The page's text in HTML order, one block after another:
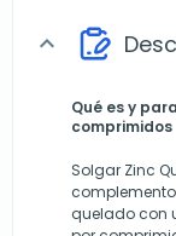
expand_more
Qué es y
comprimidos
Solgar Zinc
quelado con